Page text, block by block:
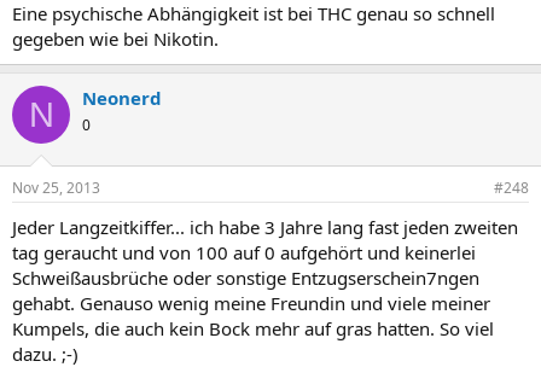
Eine psychische Abhängigkeit ist bei THC genau so schnell
gegeben wie bei Nikotin.
N Neonerd
0
Nov 25, 2013 #248
Jeder Langzeitkiffer... ich habe 3 Jahre lang fast jeden zweiten
tag geraucht und von 100 auf 0 aufgehört und keinerlei
Schweißausbrüche oder sonstige Entzugserschein7ngen
gehabt. Genauso wenig meine Freundin und viele meiner
Kumpels, die auch kein Bock mehr auf gras hatten. So viel
dazu. ;-)